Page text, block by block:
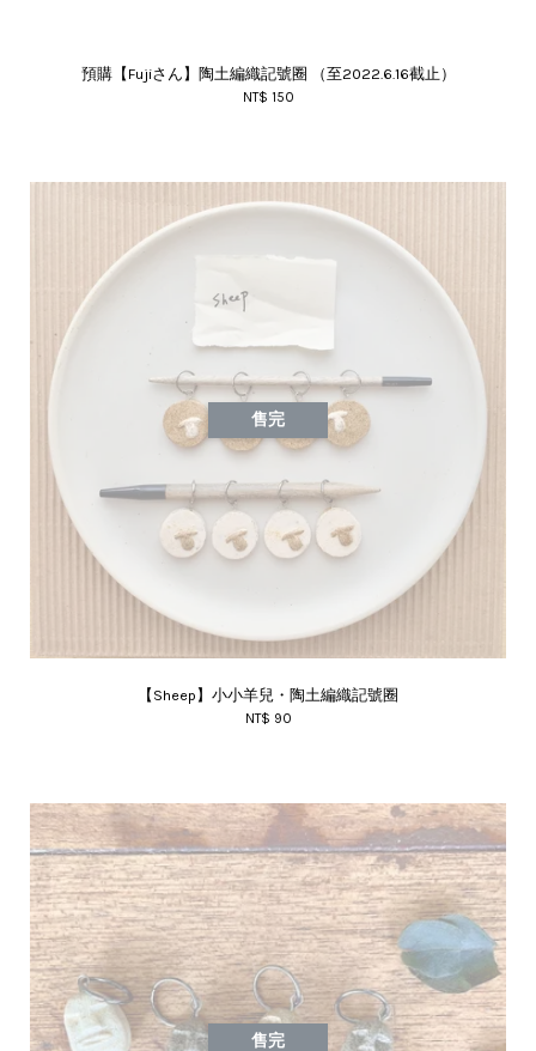
預購【Fujiさん】陶土編織記號圈 （至2022.6.16截止）
NT$ 150
售完
【Sheep】小小羊兒・陶土編織記號圈
NT$ 90
售完